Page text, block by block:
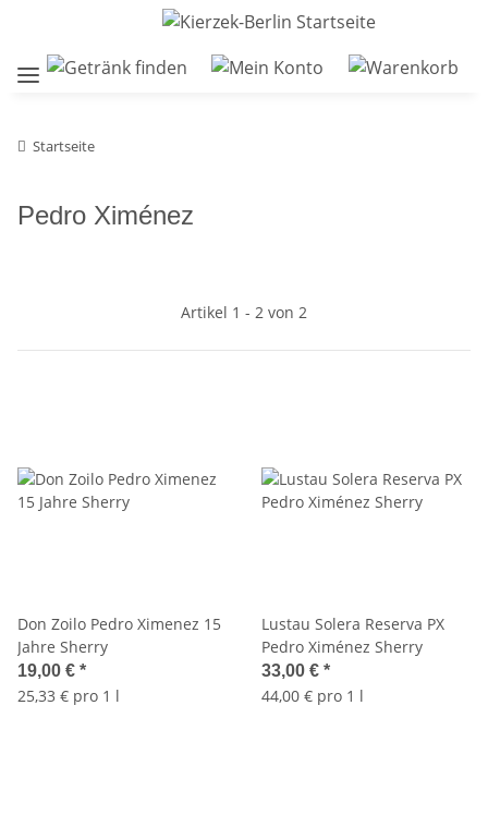
Startseite
Pedro Ximénez
Artikel 1 - 2 von 2
Don Zoilo Pedro Ximenez 15
Jahre Sherry
19,00 € *
25,33 € pro 1 l
Lustau Solera Reserva PX
Pedro Ximénez Sherry
33,00 € *
44,00 € pro 1 l